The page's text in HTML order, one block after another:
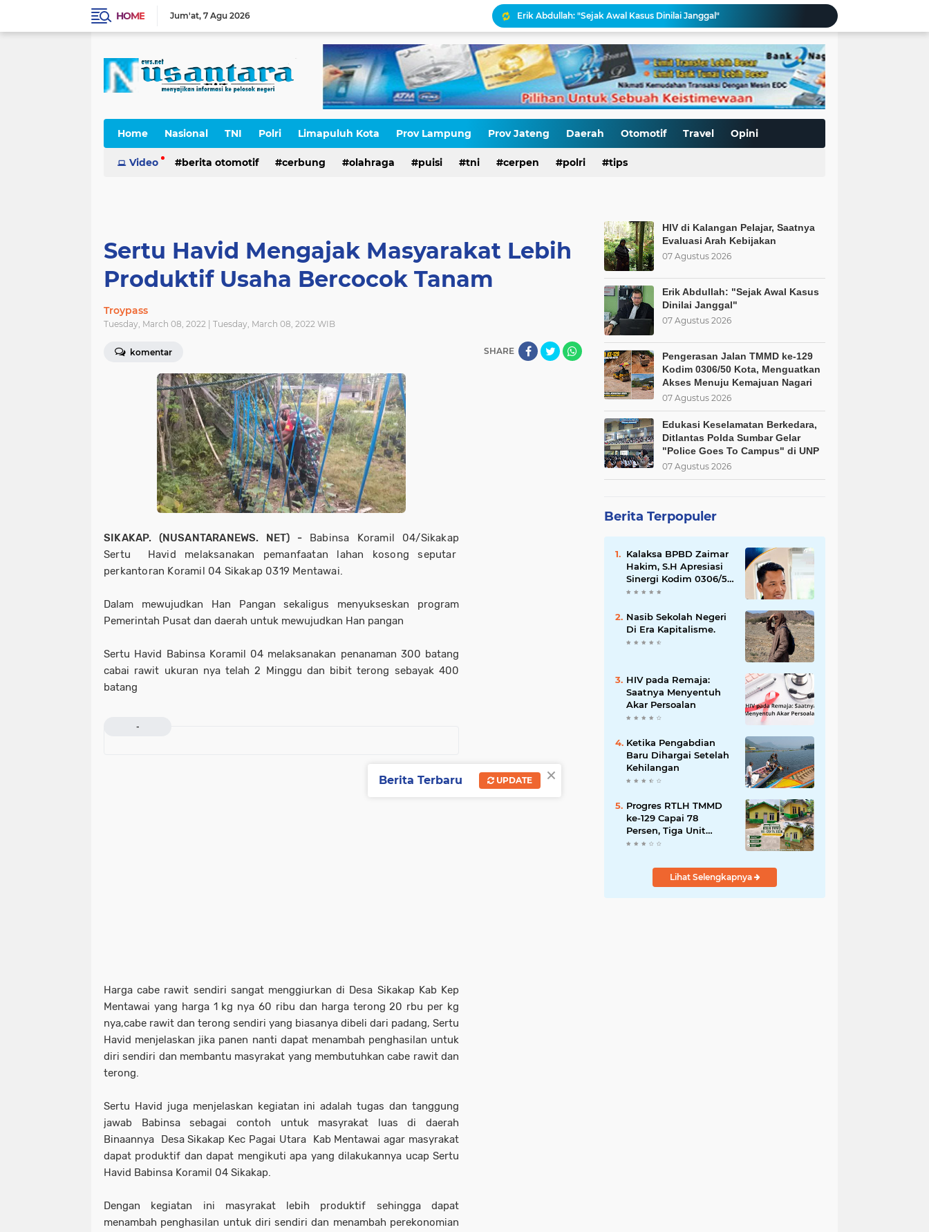
HOME Jum'at 7 Agu 2026
Erik Abdullah: "Sejak Awal Kasus Dinilai Janggal"
Pengerasan Jalan TMMD ke-129 Kodim 0306/50 Kota, Menguatkan Akses Menuju Kemajuan Nagari
Edukasi Keselamatan Berkedara, Ditlantas Polda Sumbar Gelar "Police Goes To Campus" di UNP
Antara HAM dan Hukum Allah: Kedudukan L68TQ dalam Islam
Palestina Terbelah, Umat Islam Harus Berbuat Apa?
Kepatuhan Pajak atau Pemaksaan Pajak?
Kurnia Nugraha Raih Penghargaan Indonesia Public Relations Top Leader 2026
HIV di Kalangan Pelajar, Saatnya Evaluasi Arah Kebijakan
Home Nasional TNI Polri Limapuluh Kota Prov Lampung Prov Jateng Daerah Otomotif Travel Opini
Cerpen
Video berita otomotif cerbung olahraga puisi tni cerpen polri tips
Sertu Havid Mengajak Masyarakat Lebih
Produktif Usaha Bercocok Tanam
Troypass
Tuesday, March 08, 2022 | Tuesday, March 08, 2022 WIB
komentar SHARE
SIKAKAP. (NUSANTARANEWS. NET) -Babinsa Koramil 04/Sikakap
Sertu Havid melaksanakan pemanfaatan lahan kosong seputar
perkantoran Koramil 04 Sikakap 0319 Mentawai.
Dalam mewujudkan Han Pangan sekaligus menyukseskan program
Pemerintah Pusat dan daerah untuk mewujudkan Han pangan
Sertu Havid Babinsa Koramil 04 melaksanakan penanaman 300 batang
cabai rawit ukuran nya telah 2 Minggu dan bibit terong sebayak 400
batang
-
Harga cabe rawit sendiri sangat menggiurkan di Desa Sikakap Kab Kep
Mentawai yang harga 1 kg nya 60 ribu dan harga terong 20 rbu per kg
nya,cabe rawit dan terong sendiri yang biasanya dibeli dari padang, Sertu
Havid menjelaskan jika panen nanti dapat menambah penghasilan untuk
diri sendiri dan membantu masyrakat yang membutuhkan cabe rawit dan
terong.
Sertu Havid juga menjelaskan kegiatan ini adalah tugas dan tanggung
jawab Babinsa sebagai contoh untuk masyrakat luas di daerah
Binaannya Desa Sikakap Kec Pagai Utara Kab Mentawai agar masyrakat
dapat produktif dan dapat mengikuti apa yang dilakukannya ucap Sertu
Havid Babinsa Koramil 04 Sikakap.
Dengan kegiatan ini masyrakat lebih produktif sehingga dapat
menambah penghasilan untuk diri sendiri dan menambah perekonomian
HIV di Kalangan Pelajar, Saatnya
Evaluasi Arah Kebijakan
07 Agustus 2026
Erik Abdullah: "Sejak Awal Kasus
Dinilai Janggal"
07 Agustus 2026
Pengerasan Jalan TMMD ke-129
Kodim 0306/50 Kota, Menguatkan
Akses Menuju Kemajuan Nagari
07 Agustus 2026
Edukasi Keselamatan Berkedara,
Ditlantas Polda Sumbar Gelar
"Police Goes To Campus" di UNP
07 Agustus 2026
Berita Terpopuler
Kalaksa BPBD Zaimar
Hakim, S.H Apresiasi
Sinergi Kodim 0306/50
Kota dalam
dan Penanganan
Bencana
Nasib Sekolah Negeri
Di Era Kapitalisme.
HIV pada Remaja:
Saatnya Menyentuh
Akar Persoalan
Ketika Pengabdian
Baru Dihargai Setelah
Kehilangan
Progres RTLH TMMD
ke-129 Capai 78
Persen, Tiga Unit
Rumah Bantuan Mulai
Lihat Selengkapnya
×
Berita Terbaru UPDATE